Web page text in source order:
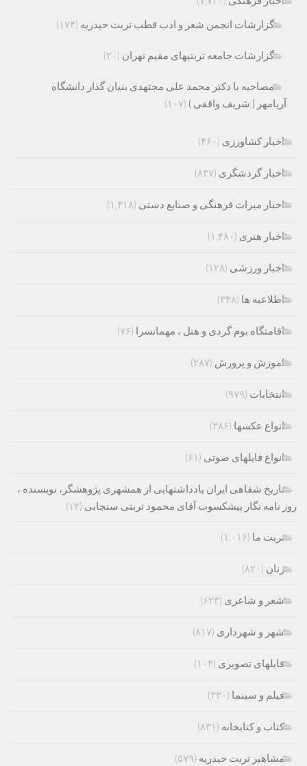
گزارشات انجمن شعر و ادب قطب تربت حیدریه (۱۷۴)
گزارشات جامعه تربتیهای مقیم تهران (۲۰)
مصاحبه با دکتر محمد علی مجتهدی بنیان گذار دانشگاه
آریامهر ( شریف واقفی ) (۱۰۷)
اخبار کشاورزی (۴۶۰)
اخبار گردشگری (۸۳۷)
اخبار میراث فرهنگی و صنایع دستی (۱,۴۱۸)
اخبار هنری (۱,۴۸۰)
اخبار ورزشی (۱۲۸)
اطلاعیه ها (۳۴۸)
اقامتگاه بوم گردی و هتل ، مهمانسرا (۷۶)
اموزش و پرورش (۲۸۷)
انتخابات (۹۷۹)
انواع عکسها (۳۸۶)
انواع فایلهای صوتی (۶۱)
تاریخ شفاهی ایران یادداشتهایی از همشهری پژوهشگر، نویسنده ،
روز نامه نگار پیشکسوت آقای محمود تربتی سنجابی (۱۲)
تربت ما (۱,۰۱۶)
زنان (۸۲۰)
شعر و شاعری (۶۲۳)
شهر و شهرداری (۸۱۷)
فایلهای تصویری (۱۰۴)
فیلم و سینما (۳۳۰)
کتاب و کتابخانه (۸۳۱)
مشاهیر تربت حیدریه (۵۷۹)